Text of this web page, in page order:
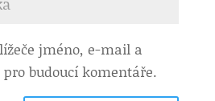
jméno, e-mail a
budoucí komentáře.